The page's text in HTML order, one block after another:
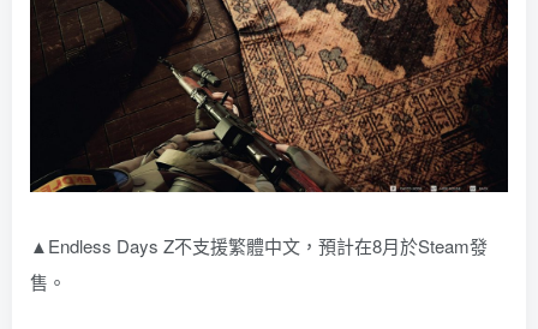
▲Endless Days Z不支援繁體中文，預計在8月於Steam發
售。